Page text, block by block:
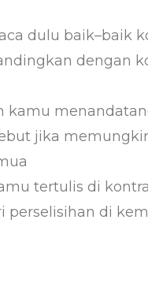
dulu baik–baik
dengan
kamu
jika
tertulis di
perselisihan di